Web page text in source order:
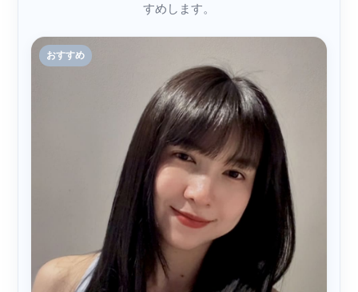
すめします。
おすすめ